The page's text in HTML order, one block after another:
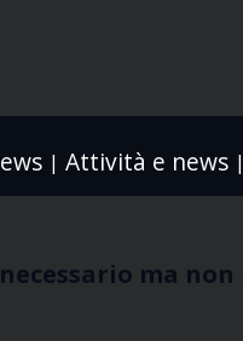
| Attività e news |
ma